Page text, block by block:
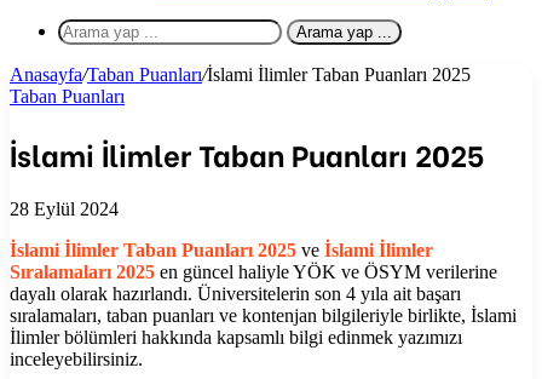
Arama yap ...
Anasayfa/Taban Puanları/İslami İlimler Taban Puanları 2025
Taban Puanları
İslami İlimler Taban Puanları 2025
28 Eylül 2024
İslami İlimler Taban Puanları 2025 ve İslami İlimler
Sıralamaları 2025 en güncel haliyle YÖK ve ÖSYM verilerine
dayalı olarak hazırlandı. Üniversitelerin son 4 yıla ait başarı
sıralamaları, taban puanları ve kontenjan bilgileriyle birlikte, İslami
İlimlerbölümleri hakkında kapsamlı bilgi edinmek yazımızı
inceleyebilirsiniz.